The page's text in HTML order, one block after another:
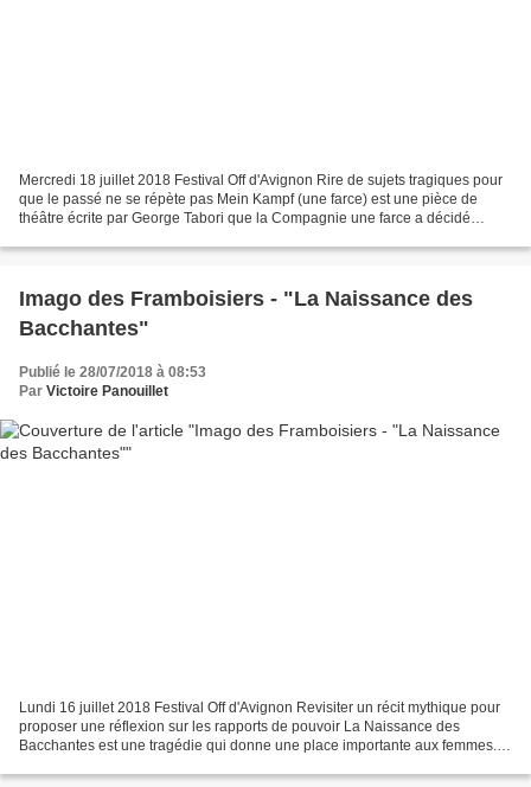
Mercredi 18 juillet 2018 Festival Off d'Avignon Rire de sujets tragiques pour
que le passé ne se répète pas Mein Kampf (une farce) est une pièce de
théâtre écrite par George Tabori que la Compagnie une farce a décidé
Imago des Framboisiers - "La Naissance des
Bacchantes"
Publié le 28/07/2018 à 08:53
Par Victoire Panouillet
Lundi 16 juillet 2018 Festival Off d'Avignon Revisiter un récit mythique pour
proposer une réflexion sur les rapports de pouvoir La Naissance des
Bacchantes est une tragédie qui donne une place importante aux femmes.